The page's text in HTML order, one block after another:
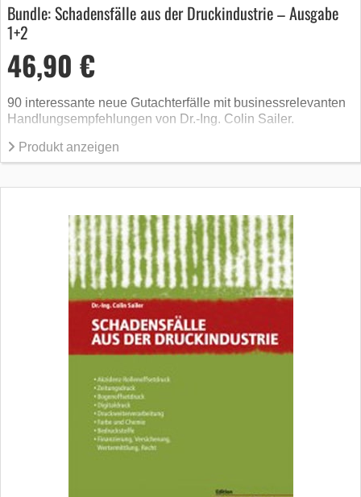
Bundle: Schadensfälle aus der Druckindustrie – Ausgabe
1+2
46,90 €
90 interessante neue Gutachterfälle mit businessrelevanten
Handlungsempfehlungen von Dr.-Ing. Colin Sailer.
Produkt anzeigen